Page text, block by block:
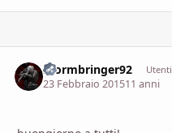
Stormbringer92 Utenti
23 Febbraio 201511 anni